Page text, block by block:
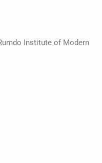
Rumdo Institute of Modern